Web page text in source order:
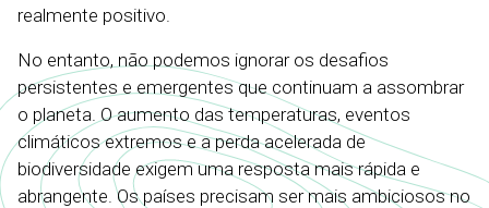
realmente positivo.
No entanto, não podemos ignorar os desafios
persistentes e emergentes que continuam a assombrar
o planeta. O aumento das temperaturas, eventos
climáticos extremos e a perda acelerada de
biodiversidade exigem uma resposta mais rápida e
abrangente. Os países precisam ser mais ambiciosos no